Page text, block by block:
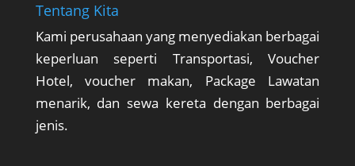
Tentang Kita
Kami perusahaan yang menyediakan berbagai
keperluan seperti Transportasi, Voucher
Hotel, voucher makan, Package Lawatan
menarik, dan sewa kereta dengan berbagai
jenis.